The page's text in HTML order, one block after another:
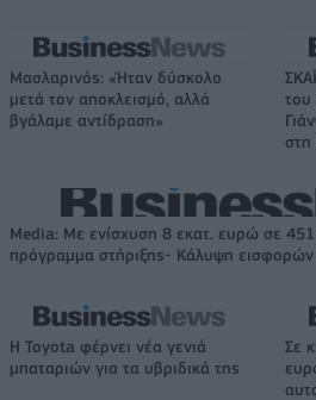
Μασλαρινός: «Ήταν δύσκολο
μετά τον αποκλεισμό, αλλά
βγάλαμε αντίδραση»
του
στη
Media: Με ενίσχυση 8 εκατ. ευρώ σε 451
πρόγραμμα στήριξης- Κάλυψη
Η Toyota φέρνει νέα γενιά
μπαταριών για τα υβριδικά της
Σε